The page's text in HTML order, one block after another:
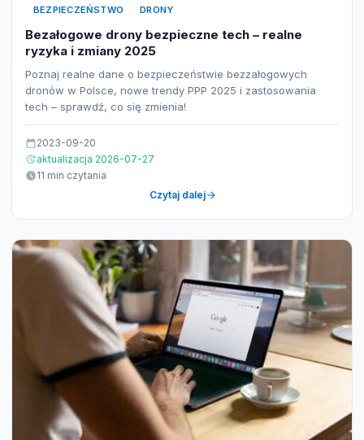
BEZPIECZEŃSTWO DRONY
Bezałogowe drony bezpieczne tech – realne
ryzyka i zmiany 2025
Poznaj realne dane o bezpieczeństwie bezzałogowych
dronów w Polsce, nowe trendy PPP 2025 i zastosowania
tech – sprawdź, co się zmienia!
2023-09-20
aktualizacja 2026-07-27
11 min czytania
Czytaj dalej